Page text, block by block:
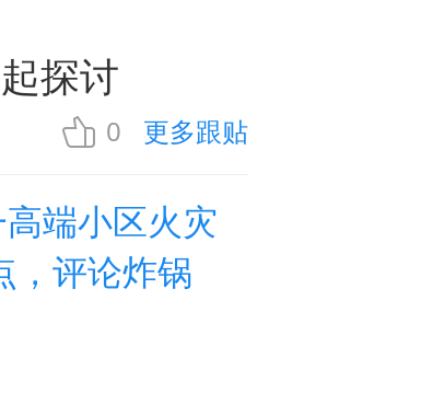
探讨
0 更多跟贴
端小区火灾
，评论炸锅